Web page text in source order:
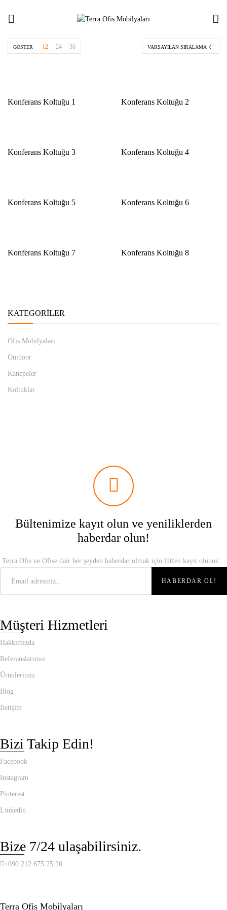
KATEGORILER
Ofis Mobilyaları
Outdoor
Kanepeler
Koltuklar
VARSAYILAN SIRALAMA
GÖSTER 12 24 36
Konferans Koltuğu 1 Konferans Koltuğu 2
Konferans Koltuğu 3 Konferans Koltuğu 4
Konferans Koltuğu 5 Konferans Koltuğu 6
Konferans Koltuğu 7 Konferans Koltuğu 8
Bültenimize kayıt olun ve yeniliklerden
haberdar olun!
Terra Ofis ve Ofise dair her şeyden haberdar olmak için lütfen kayıt olunuz…
Müşteri Hizmetleri
Hakkımızda
Referanslarımız
Ürünlerimiz
Blog
İletişim
Bizi Takip Edin!
Facebook
Instagram
Pinterest
Linkedin
Bize 7/24 ulaşabilirsiniz.
+090 212 675 25 20
Terra Ofis Mobilyaları